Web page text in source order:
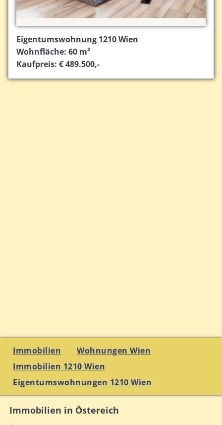
Eigentumswohnung 1210 Wien
Wohnfläche: 60 m²
Kaufpreis: € 489.500,-
Immobilien
Wohnungen Wien
Immobilien 1210 Wien
Eigentumswohnungen 1210 Wien
Immobilien in Östereich